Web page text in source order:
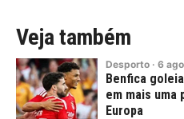
Veja também
Desporto · 6 ago
Benfica
em mais uma
Europa